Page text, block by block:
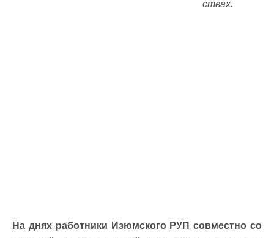
ствах.
На днях работники Изюмского РУП совместно со